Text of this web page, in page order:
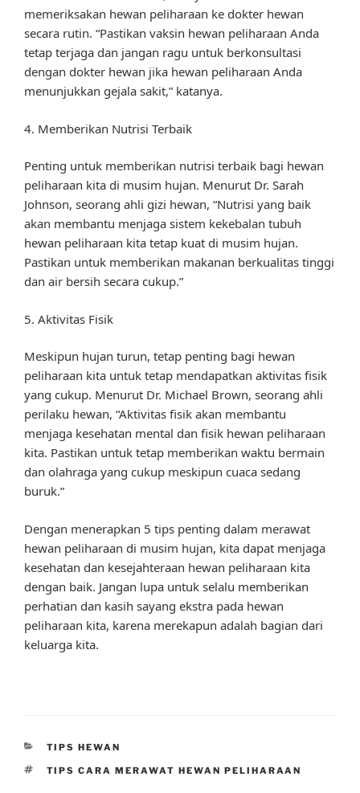
memeriksakan hewan peliharaan ke dokter hewan
secara rutin. “Pastikan vaksin hewan peliharaan Anda
tetap terjaga dan jangan ragu untuk berkonsultasi
dengan dokter hewan jika hewan peliharaan Anda
menunjukkan gejala sakit,” katanya.
4. Memberikan Nutrisi Terbaik
Penting untuk memberikan nutrisi terbaik bagi hewan
peliharaan kita di musim hujan. Menurut Dr. Sarah
Johnson, seorang ahli gizi hewan, “Nutrisi yang baik
akan membantu menjaga sistem kekebalan tubuh
hewan peliharaan kita tetap kuat di musim hujan.
Pastikan untuk memberikan makanan berkualitas tinggi
dan air bersih secara cukup.”
5. Aktivitas Fisik
Meskipun hujan turun, tetap penting bagi hewan
peliharaan kita untuk tetap mendapatkan aktivitas fisik
yang cukup. Menurut Dr. Michael Brown, seorang ahli
perilaku hewan, “Aktivitas fisik akan membantu
menjaga kesehatan mental dan fisik hewan peliharaan
kita. Pastikan untuk tetap memberikan waktu bermain
dan olahraga yang cukup meskipun cuaca sedang
buruk.”
Dengan menerapkan 5 tips penting dalam merawat
hewan peliharaan di musim hujan, kita dapat menjaga
kesehatan dan kesejahteraan hewan peliharaan kita
dengan baik. Jangan lupa untuk selalu memberikan
perhatian dan kasih sayang ekstra pada hewan
peliharaan kita, karena merekapun adalah bagian dari
keluarga kita.
CATEGORIES
TIPS HEWAN
TAGS
TIPS CARA MERAWAT HEWAN PELIHARAAN